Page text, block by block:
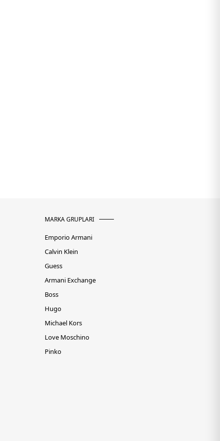
MARKA GRUPLARI
Emporio Armani
Calvin Klein
Guess
Armani Exchange
Boss
Hugo
Michael Kors
Love Moschino
Pinko